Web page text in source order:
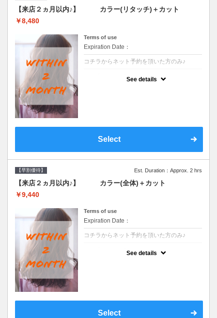
【来店２ヵ月以内♪】 カラー(リタッチ)＋カット
￥8,480
Terms of use
Expiration Date：
コチラからネット予約を頂いた方のみ♪
See details
Select
【早割優待】 Est. Duration：Approx. 2 hrs
【来店２ヵ月以内♪】 カラー(全体)＋カット
￥9,440
Terms of use
Expiration Date：
コチラからネット予約を頂いた方のみ♪
See details
Select